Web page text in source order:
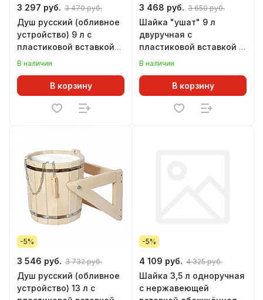
3 297 руб. 3 470 руб.
Душ русский (обливное
устройство) 9 л с
пластиковой вставкой
ЛИПА
В наличии
В корзину
3 468 руб. 3 650 руб.
Шайка "ушат" 9 л
двуручная с
пластиковой вставкой с
орнаментом
ЛИПА Банные штучки
В наличии
В корзину
-5%
3 546 руб. 3 732 руб.
Душ русский (обливное
устройство) 13 л с
-5%
4 109 руб. 4 325 руб.
Шайка 3,5 л одноручная
с нержавеющей